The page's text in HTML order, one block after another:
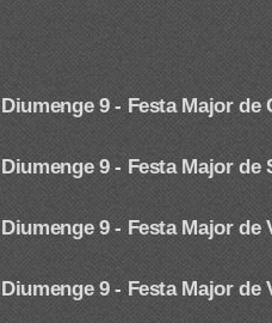
Diumenge 9 - Festa Major de
Diumenge 9 - Festa Major de
Diumenge 9 - Festa Major de
Diumenge 9 - Festa Major de